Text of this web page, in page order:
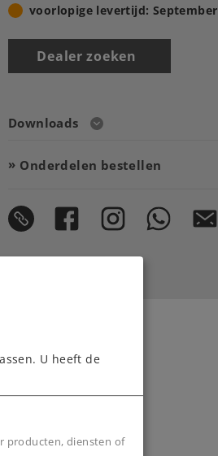
voorlopige levertijd: September
Dealer zoeken
Downloads
Onderdelen bestellen
U heeft de
producten, diensten of